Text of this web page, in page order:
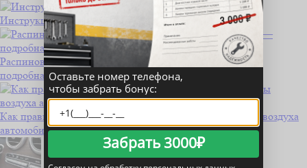
Инструкция по подключению магнитолы Тс7
Распиновка датчика скорости КамАЗ с 4 контактами —
подробная инструкция
Как правильно проверить работу датчика температуры воздуха
автомобиля Daewoo Nexia?
Оставьте номер телефона,
чтобы забрать бонус:
Забрать 3000₽